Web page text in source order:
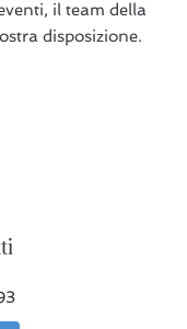
il team della
disposizione.